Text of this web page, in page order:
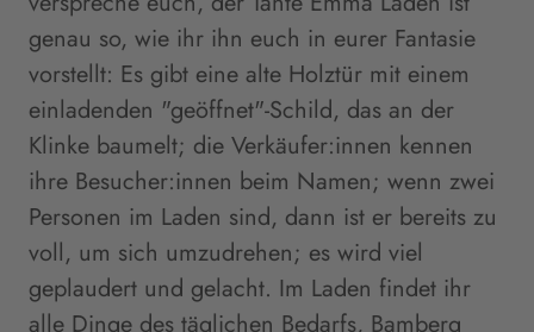
genau so, wie ihr ihn euch in eurer Fantasie
vorstellt: Es gibt eine alte Holztür mit einem
einladenden "geöffnet"-Schild, das an der
Klinke baumelt; die Verkäufer:innen kennen
ihre Besucher:innen beim Namen; wenn zwei
Personen im Laden sind, dann ist er bereits zu
voll, um sich umzudrehen; es wird viel
geplaudert und gelacht. Im Laden findet ihr
alle Dinge des täglichen Bedarfs, Bamberg